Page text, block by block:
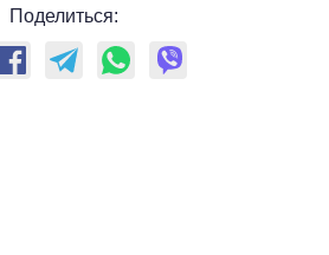
Поделиться: